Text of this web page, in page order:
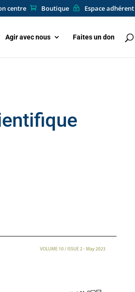
centre Boutique Espace adhérent
Agir avec nous Faites un don